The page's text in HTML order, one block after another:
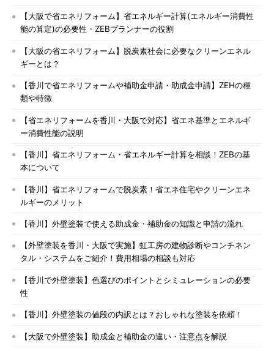
【大阪で省エネリフォーム】省エネルギー計算(エネルギー消費性
能の算定)の必要性・ZEBプランナーの役割
【大阪の省エネリフォーム】脱炭素社会に必要なクリーンエネル
ギーとは？
【香川で省エネリフォームや補助金申請・助成金申請】ZEHの種
類や特徴
【省エネリフォームを香川・大阪で対応】省エネ基準とエネルギ
ー消費性能の説明
【香川】省エネリフォーム・省エネルギー計算を相談！ZEBの基
本について
【香川】省エネリフォームで脱炭素！省エネ住宅やクリーンエネ
ルギーのメリット
【香川】外壁塗装で使える助成金・補助金の知識と申請の流れ
【外壁塗装を香川・大阪で実施】虹工房の建物診断やコンチネン
タル・システムをご紹介！費用相場の相談も対応
【香川で外壁塗装】色選びのポイントとシミュレーションの必要
性
【香川】外壁塗装の値段の内訳とは？おしゃれな塗装を依頼！
【大阪で外壁塗装】助成金と補助金の違い・注意点を解説